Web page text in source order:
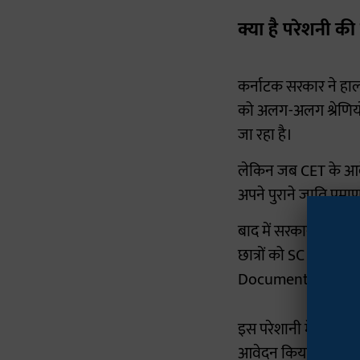
क्या है परेशनी
कर्नाटक सरकार ने
को अलग-अलग
जा रहा है।
लेकिन जब CET के
अपने पुराने जाति
बाद में सरकार द्वारा
छात्रों को SC के
Document (RD)
इस परेशानी में 11
आवेदन किया। इनमें से